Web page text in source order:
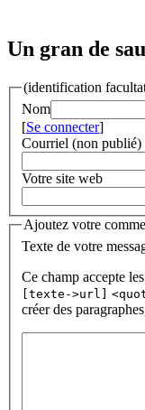
Un gran de
(identification
Nom
[Se connecter]
Courriel (non publié)
Votre site web
Ajoutez votre
Texte de votre
Ce champ accepte
[texte->url]
créer des